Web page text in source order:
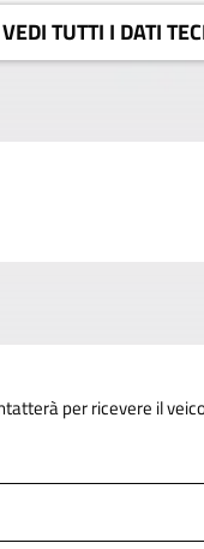
VEDITUTTI I DATI
per ricevere il